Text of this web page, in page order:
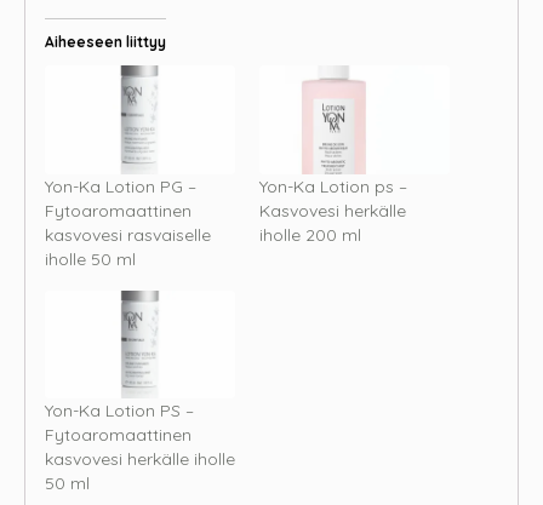
Aiheeseen liittyy
Yon-Ka Lotion PG –
Fytoaromaattinen
kasvovesi rasvaiselle
iholle 50 ml
Yon-Ka Lotion ps –
Kasvovesi herkälle
iholle 200 ml
Yon-Ka Lotion PS –
Fytoaromaattinen
kasvovesi herkälle iholle
50 ml